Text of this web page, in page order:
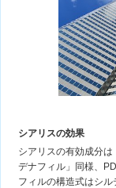
シアリスの効果
シアリスの有効成分
デナフィル」同様、
フィルの構造式はシ